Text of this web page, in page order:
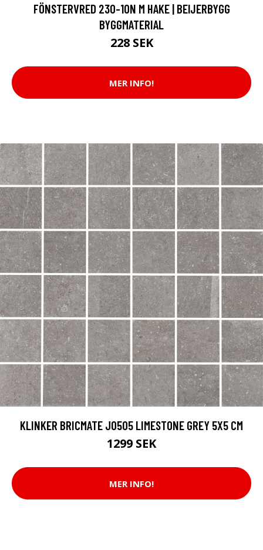
FÖNSTERVRED 230-10N M HAKE | BEIJERBYGG
BYGGMATERIAL
228 SEK
MER INFO!
KLINKER BRICMATE J0505 LIMESTONE GREY 5X5 CM
1299 SEK
MER INFO!